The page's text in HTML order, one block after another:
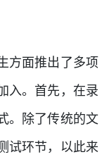
方面推出了多项
入。首先，在录
。除了传统的文
试环节，以此来